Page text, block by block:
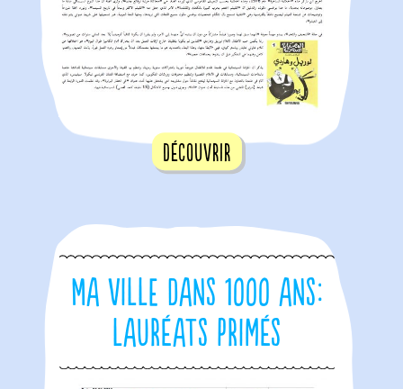
Découvrir
Ma ville dans 1000 ans:
lauréats primés